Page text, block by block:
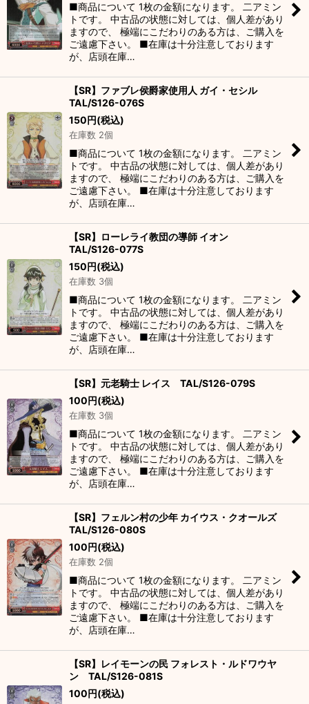
■商品について 1枚の金額になります。 二アミン
トです。 中古品の状態に対しては、個人差があり
ますので、 極端にこだわりのある方は、ご購入を
ご遠慮下さい。 ■在庫は十分注意しております
が、店頭在庫…
【SR】ファブレ侯爵家使用人 ガイ・セシル
TAL/S126-076S
150円(税込)
在庫数 2個
■商品について 1枚の金額になります。 二アミン
トです。 中古品の状態に対しては、個人差があり
ますので、 極端にこだわりのある方は、ご購入を
ご遠慮下さい。 ■在庫は十分注意しております
が、店頭在庫…
【SR】ローレライ教団の導師 イオン
TAL/S126-077S
150円(税込)
在庫数 3個
■商品について 1枚の金額になります。 二アミン
トです。 中古品の状態に対しては、個人差があり
ますので、 極端にこだわりのある方は、ご購入を
ご遠慮下さい。 ■在庫は十分注意しております
が、店頭在庫…
【SR】元老騎士 レイス TAL/S126-079S
100円(税込)
在庫数 3個
■商品について 1枚の金額になります。 二アミン
トです。 中古品の状態に対しては、個人差があり
ますので、 極端にこだわりのある方は、ご購入を
ご遠慮下さい。 ■在庫は十分注意しております
が、店頭在庫…
【SR】フェルン村の少年 カイウス・クオールズ
TAL/S126-080S
100円(税込)
在庫数 2個
■商品について 1枚の金額になります。 二アミン
トです。 中古品の状態に対しては、個人差があり
ますので、 極端にこだわりのある方は、ご購入を
ご遠慮下さい。 ■在庫は十分注意しております
が、店頭在庫…
【SR】レイモーンの民 フォレスト・ルドワウヤ
ン TAL/S126-081S
100円(税込)